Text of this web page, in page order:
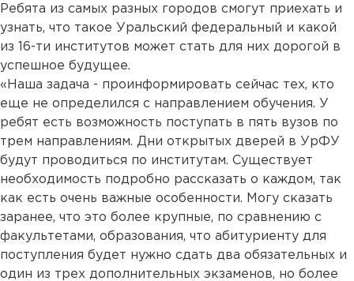
Ребята из самых разных городов смогут приехать и
узнать, что такое Уральский федеральный и какой
из 16-ти институтов может стать для них дорогой в
успешное будущее.
«Наша задача - проинформировать сейчас тех, кто
еще не определился с направлением обучения. У
ребят есть возможность поступать в пять вузов по
трем направлениям. Дни открытых дверей в УрФУ
будут проводиться по институтам. Существует
необходимость подробно рассказать о каждом, так
как есть очень важные особенности. Могу сказать
заранее, что это более крупные, по сравнению с
факультетами, образования, что абитуриенту для
поступления будет нужно сдать два обязательных и
один из трех дополнительных экзаменов, но более